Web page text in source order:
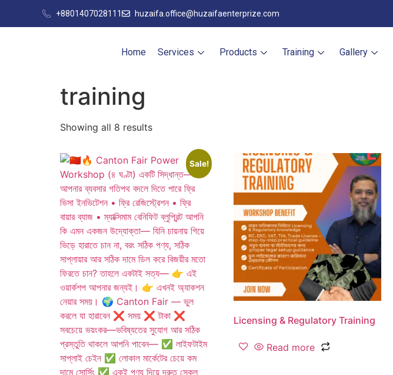
+8801407028111 huzaifa.office@huzaifaenterprize.com
Home Services Products Training Gallery
training
Showing all 8 results
Sale!
Licensing & Regulatory Training
Read more